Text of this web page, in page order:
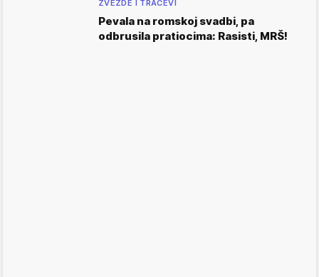
ZVEZDE I TRAČEVI
Pevala na romskoj svadbi, pa
odbrusila pratiocima: Rasisti, MRŠ!